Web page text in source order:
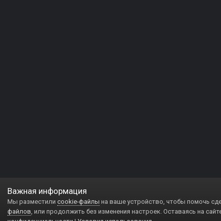
Важная информация
Мы разместили cookie-файлы на ваше устройство, чтобы помочь
файлов, или продолжить без изменения настроек. Оставаясь на